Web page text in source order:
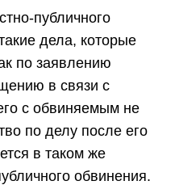
публичного
дела, которые
по заявлению
в связи с
с обвиняемым не
по делу после его
в таком же
обвинения.